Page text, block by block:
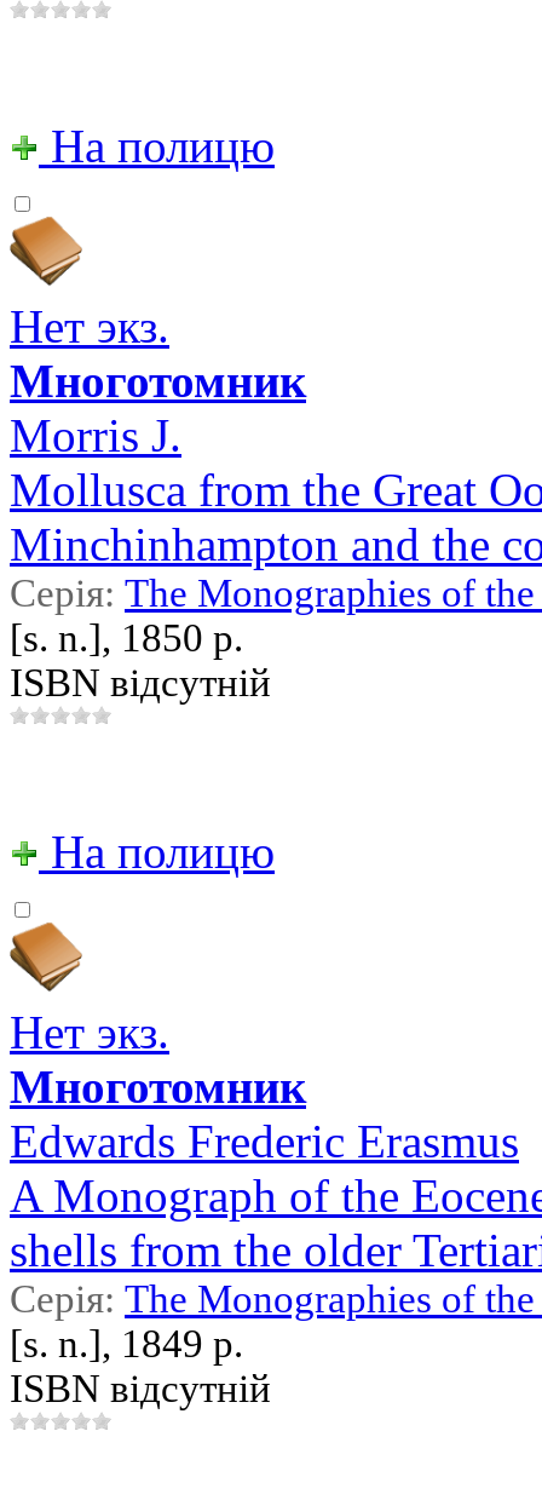
На полицю
Нет экз.
Многотомник
Morris J.
Mollusca from the Great
Minchinhampton and the
Серія: The Monographies of
[s. n.], 1850 р.
ISBN відсутній
На полицю
Нет экз.
Многотомник
Edwards Frederic Erasmus
A Monograph of the
shells from the older
Серія: The Monographies of
[s. n.], 1849 р.
ISBN відсутній